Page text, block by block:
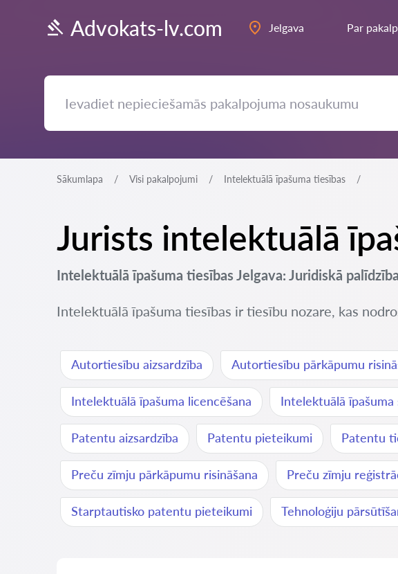
Advokats-lv.com Jelgava Par
Sākumlapa Visi pakalpojumi Intelektuālā īpašuma tiesības
Jurists intelektuālā
Intelektuālā īpašuma tiesības Jelgava: Juridiskā
Intelektuālā īpašuma tiesības ir tiesību nozare, kas
Autortiesību aizsardzība Autortiesību pārkāpumu
Intelektuālā īpašuma licencēšana Intelektuālā
Patentu aizsardzība Patentu pieteikumi Patentu
Preču zīmju pārkāpumu risināšana Preču zīmju
Starptautisko patentu pieteikumi Tehnoloģiju